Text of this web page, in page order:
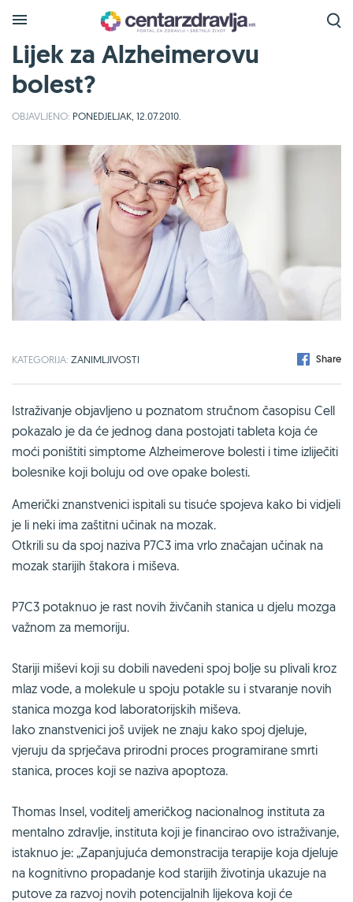
Lijek za Alzheimerovu
bolest?
OBJAVLJENO: PONEDJELJAK, 12.07.2010.
KATEGORIJA: ZANIMLJIVOSTI Share
Istraživanje objavljeno u poznatom stručnom časopisu Cell
pokazalo je da će jednog dana postojati tableta koja će
moći poništiti simptome Alzheimerove bolesti i time izliječiti
bolesnike koji boluju od ove opake bolesti.
Američki znanstvenici ispitali su tisuće spojeva kako bi vidjeli
je li neki ima zaštitni učinak na mozak.
Otkrili su da spoj naziva P7C3 ima vrlo značajan učinak na
mozak starijih štakora i miševa.
P7C3 potaknuo je rast novih živčanih stanica u djelu mozga
važnom za memoriju.
Stariji miševi koji su dobili navedeni spoj bolje su plivali kroz
mlaz vode, a molekule u spoju potakle su i stvaranje novih
stanica mozga kod laboratorijskih miševa.
Iako znanstvenici još uvijek ne znaju kako spoj djeluje,
vjeruju da sprječava prirodni proces programirane smrti
stanica, proces koji se naziva apoptoza.
Thomas Insel, voditelj američkog nacionalnog instituta za
mentalno zdravlje, instituta koji je financirao ovo istraživanje,
istaknuo je: „Zapanjujuća demonstracija terapije koja djeluje
na kognitivno propadanje kod starijih životinja ukazuje na
putove za razvoj novih potencijalnih lijekova koji će